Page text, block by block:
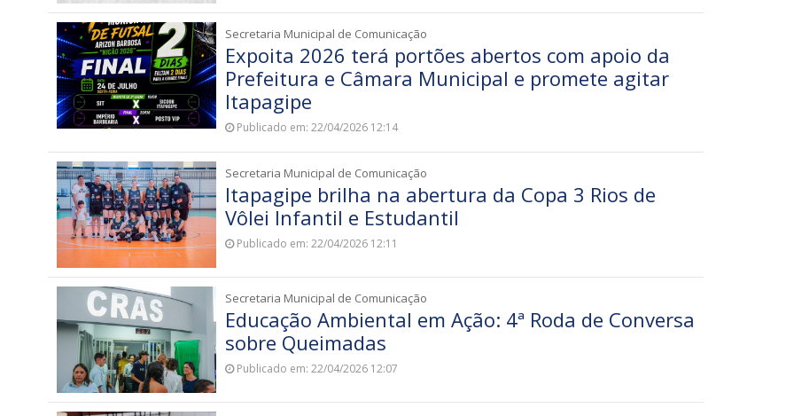
Secretaria Municipal de Comunicação
Expoita 2026 terá portões abertos com apoio da
Prefeitura e Câmara Municipal e promete agitar
Itapagipe
Publicado em: 22/04/2026 12:14
Secretaria Municipal de Comunicação
Itapagipe brilha na abertura da Copa 3 Rios de
Vôlei Infantil e Estudantil
Publicado em: 22/04/2026 12:11
Secretaria Municipal de Comunicação
Educação Ambiental em Ação: 4ª Roda de Conversa
sobre Queimadas
Publicado em: 22/04/2026 12:07